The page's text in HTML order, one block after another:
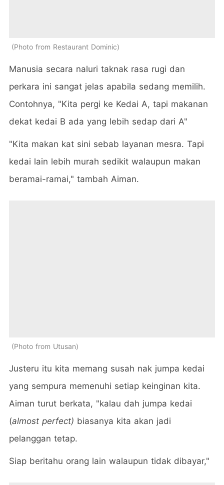
Photo from Restaurant Dominic
Manusia secara naluri taknak rasa rugi dan
perkara ini sangat jelas apabila sedang memilih.
Contohnya, "Kita pergi ke Kedai A, tapi makanan
dekat kedai B ada yang lebih sedap dari A"
"Kita makan kat sini sebab layanan mesra. Tapi
kedai lain lebih murah sedikit walaupun makan
beramai-ramai," tambah Aiman.
Photo from Utusan
Justeru itu kita memang susah nak jumpa kedai
yang sempura memenuhi setiap keinginan kita.
Aiman turut berkata, "kalau dah jumpa kedai
(almost perfect) biasanya kita akan jadi
pelanggan tetap.
Siap beritahu orang lain walaupun tidak dibayar,"